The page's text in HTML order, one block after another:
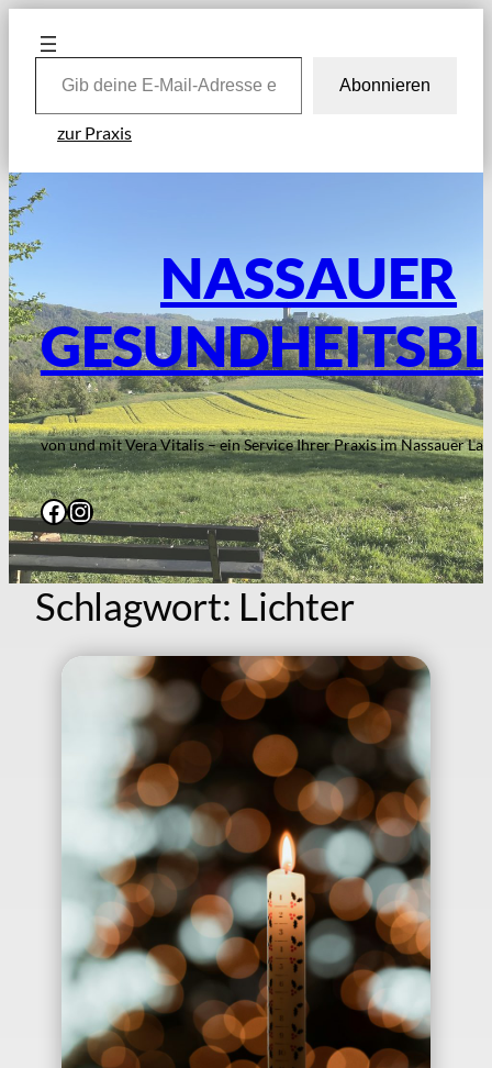
Inhalt
springen
Gib deine E-Mail-Adresse ein …
Abonnieren
zur Praxis
NASSAUER
von und mit Vera Vitalis – ein Service Ihrer Praxis im Nassauer
Facebook
Instagram
Schlagwort: Lichter